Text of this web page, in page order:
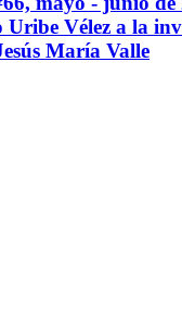
Vélez a la
María Valle